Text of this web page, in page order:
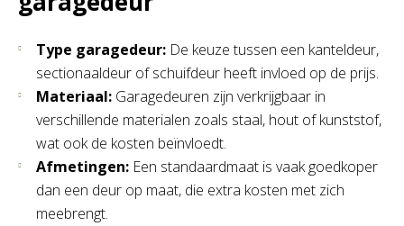
Type garagedeur: De keuze tussen een kanteldeur,
sectionaaldeur of schuifdeur heeft invloed op de prijs.
Materiaal: Garagedeuren zijn verkrijgbaar in
verschillende materialen zoals staal, hout of kunststof,
wat ook de kosten beïnvloedt.
Afmetingen: Een standaardmaat is vaak goedkoper
dan een deur op maat, die extra kosten met zich
meebrengt.